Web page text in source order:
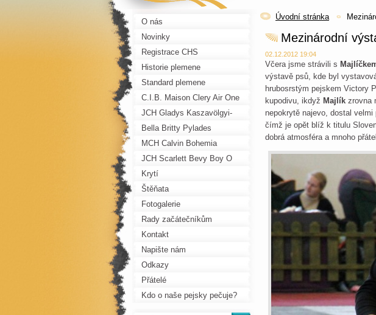
Úvodní stránka
Mezinárodní
02.12.2012 19:04
Včera jsme strávili s
výstavě psů, kde byl
hrubosrstým pejskem Victory
kupodivu, ikdyž Majlík zrovna
nepokrytě najevo, dostal
čímž je opět blíž k titulu
dobrá atmosféra a mnoho
O nás
Novinky
Registrace CHS
Historie plemene
Standard plemene
C.I.B. Maison Clery Air One
JCH Gladys Kaszavölgyi-
Fürge
Bella Britty Pylades
MCH Calvin Bohemia
Pechos
JCH Scarlett Bevy Boy O
Boy
Krytí
Štěňata
Fotogalerie
Rady začátečníkům
Kontakt
Napište nám
Odkazy
Přátelé
Kdo o naše pejsky pečuje?